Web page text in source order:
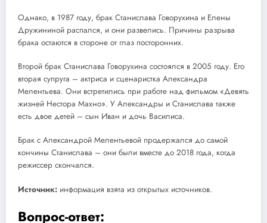
Однако, в 1987 году, брак Станислава Говорухина и Елены
Дружининой распался, и они развелись. Причины разрыва
брака остаются в стороне от глаз посторонних.
Второй брак Станислава Говорухина состоялся в 2005 году. Его
вторая супруга – актриса и сценаристка Александра
Мелентьева. Они встретились при работе над фильмом «Девять
жизней Нестора Махно». У Александры и Станислава также
есть двое детей – сын Иван и дочь Василиса.
Брак с Александрой Мелентьевой продержался до самой
кончины Станислава – они были вместе до 2018 года, когда
режиссер скончался.
Источник: информация взята из открытых источников.
Вопрос-ответ: